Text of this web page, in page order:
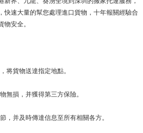
快速大量的幫您處理進口貨物，十年報關經驗合
物安全。
将貨物送達指定地點。
無損，并獲得第三方保險。
，并及時傳達信息至所有相關各方。